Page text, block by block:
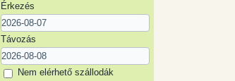
Érkezés
Távozás
Nem elérhető szállodák